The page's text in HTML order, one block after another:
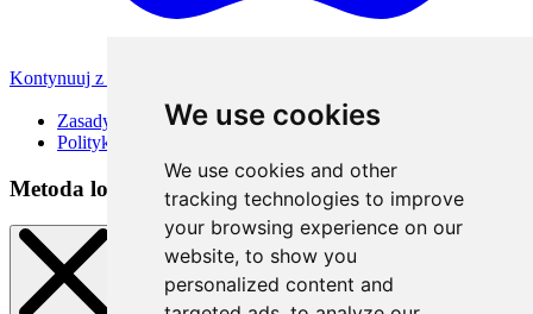
We use cookies
We use cookies and other
tracking technologies to improve
your browsing experience on our
website, to show you
personalized content and
Kontynuuj z Apple
Zasady korzystania
Polityka Prywatności
Metoda logowania